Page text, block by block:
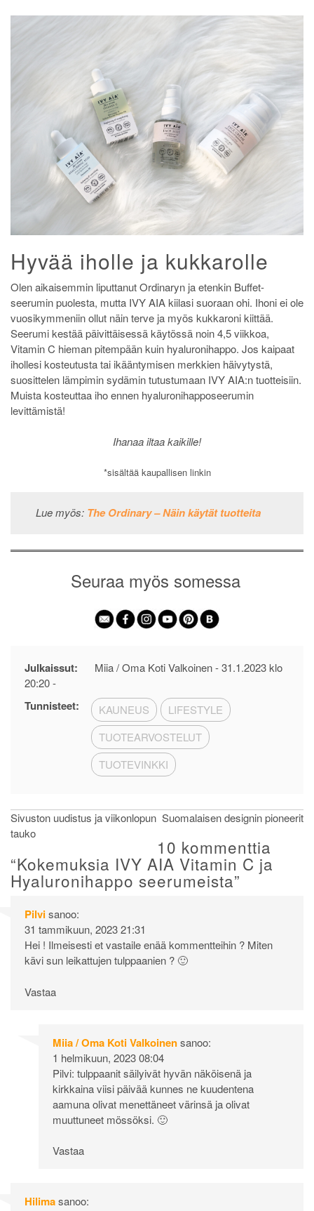
Hyvää iholle ja kukkarolle
Olen aikaisemmin liputtanut Ordinaryn ja etenkin Buffet-
seerumin puolesta, mutta IVY AIA kiilasi suoraan ohi. Ihoni ei ole
vuosikymmeniin ollut näin terve ja myös kukkaroni kiittää.
Seerumi kestää päivittäisessä käytössä noin 4,5 viikkoa,
Vitamin C hieman pitempään kuin hyaluronihappo. Jos kaipaat
ihollesi kosteutusta tai ikääntymisen merkkien häivytystä,
suosittelen lämpimin sydämin tutustumaan IVY AIA:n tuotteisiin.
Muista kosteuttaa iho ennen hyaluronihapposeerumin
levittämistä!
Ihanaa iltaa kaikille!
*sisältää kaupallisen linkin
Lue myös: The Ordinary – Näin käytät tuotteita
Seuraa myös somessa
Julkaissut: Miia / Oma Koti Valkoinen -31.1.2023 klo
20:20-
Tunnisteet: KAUNEUS
LIFESTYLE
TUOTEARVOSTELUT
TUOTEVINKKI
Artikkelien
selaus
Sivuston uudistus ja viikonlopun
tauko
Suomalaisen designin pioneerit
10 kommenttia
“Kokemuksia IVY AIA Vitamin C ja
Hyaluronihappo seerumeista”
Pilvisanoo:
31 tammikuun, 2023 21:31
Hei ! Ilmeisesti et vastaile enää kommentteihin ? Miten
kävi sun leikattujen tulppaanien ? 🙂
Vastaa
Miia / Oma Koti Valkoinensanoo:
1 helmikuun, 2023 08:04
Pilvi: tulppaanit säilyivät hyvän näköisenä ja
kirkkaina viisi päivää kunnes ne kuudentena
aamuna olivat menettäneet värinsä ja olivat
muuttuneet mössöksi. 🙂
Vastaa
Hilimasanoo: